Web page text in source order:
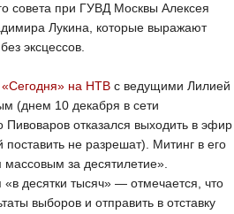
совета при ГУВД Москвы Алексея
Лукина, которые выражают
эксцессов.
на НТВ с ведущими Лилией
(днем 10 декабря в сети
Пивоваров отказался выходить в эфир
не разрешат). Митинг в его
за десятилетие».
«в десятки тысяч» — отмечается, что
выборов и отправить в отставку